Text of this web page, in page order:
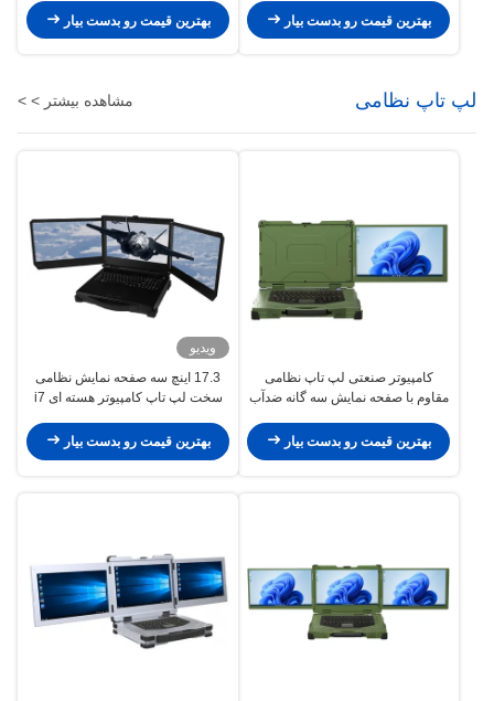
بهترین قیمت رو بدست بیار
بهترین قیمت رو بدست بیار
لپ تاپ نظامی مشاهده بیشتر > >
کامپیوتر صنعتی لپ تاپ نظامی
مقاوم با صفحه نمایش سه گانه ضدآب
بهترین قیمت رو بدست بیار
ویدیو
17.3 اینچ سه صفحه نمایش نظامی
سخت لپ تاپ کامپیوتر هسته ای i7
ویدیویی ایستگاه کاری
بهترین قیمت رو بدست بیار